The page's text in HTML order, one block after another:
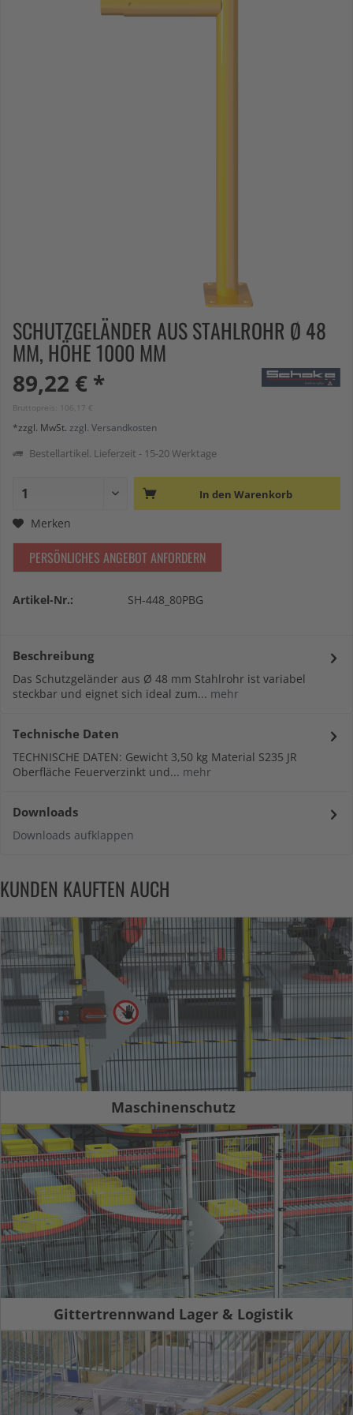
SCHUTZGELÄNDER AUS STAHLROHR Ø 48
MM, HÖHE 1000 MM
89,22 € *
Bruttopreis: 106,17 €
*zzgl. MwSt. zzgl. Versandkosten
Bestellartikel. Lieferzeit - 15-20 Werktage
In den Warenkorb
Merken
PERSÖNLICHES ANGEBOT ANFORDERN
Artikel-Nr.: SH-448_80PBG
Beschreibung
Das Schutzgeländer aus Ø 48 mm Stahlrohr ist variabel
steckbar und eignet sich ideal zum... mehr
Technische Daten
TECHNISCHE DATEN: Gewicht 3,50 kg Material S235 JR
Oberfläche Feuerverzinkt und... mehr
Downloads
Downloads aufklappen
KUNDEN KAUFTEN AUCH
Maschinenschutz
Gittertrennwand Lager & Logistik